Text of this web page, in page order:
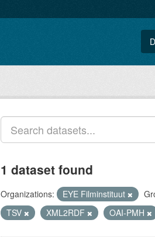
1 dataset found
Organizations: EYE Filminstituut
TSV
XML2RDF OAI-PMH